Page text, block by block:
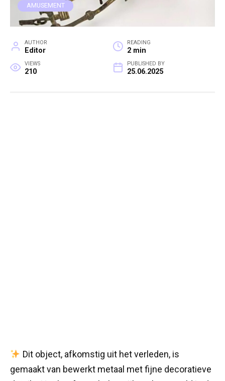
AMUSEMENT
AUTHOR
Editor
READING
2 min
VIEWS
210
PUBLISHED BY
25.06.2025
Dit object, afkomstig uit het verleden, is
gemaakt van bewerkt metaal met fijne decoratieve